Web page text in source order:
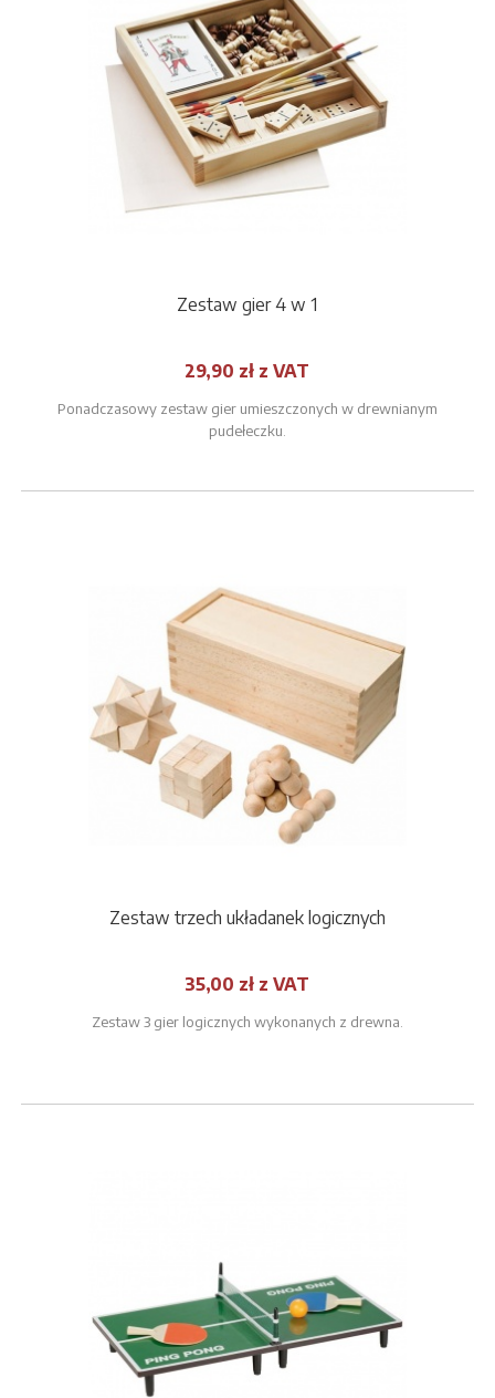
Zestaw gier 4 w 1
29,90 zł z VAT
Ponadczasowy zestaw gier umieszczonych w drewnianym
pudełeczku.
Zestaw trzech układanek logicznych
35,00 zł z VAT
Zestaw 3 gier logicznych wykonanych z drewna.